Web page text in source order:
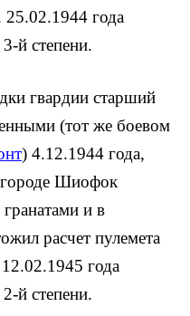
25.02.1944 года
й степени.
гвардии старший
(тот же боевом
) 4.12.1944 года,
Шиофок
и в
расчет пулемета
года
й степени.